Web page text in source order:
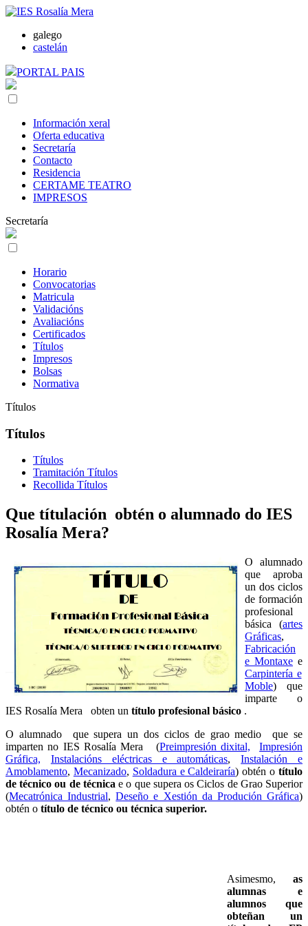
galego
castelán
PORTAL PAIS
Información xeral
Oferta educativa
Secretaría
Contacto
Residencia
CERTAME TEATRO
IMPRESOS
Secretaría
Horario
Convocatorias
Matricula
Validacións
Avaliacións
Certificados
Títulos
Impresos
Bolsas
Normativa
Títulos
Títulos
Títulos
Tramitación Títulos
Recollida Títulos
Que títulación obtén o alumnado do IES
Rosalía Mera?
O alumnado
que aproba
un dos ciclos
de formación
profesional
básica (artes
Gráficas,
Fabricación
e Montaxe e
Carpintería e
Moble) que
imparte o
IES Rosalía Mera obten un título profesional básico .
O alumnado que supera un dos ciclos de grao medio que se
imparten no IES Rosalía Mera (Preimpresión dixital,
Impresión
Gráfica,
Instalacións eléctricas e automáticas,Instalación e
Amoblamento, Mecanizado, Soldadura e Caldeiraría) obtén o título
de técnico ou de técnicae o que supera os Ciclos de Grao Superior
(Mecatrónica Industrial,Deseño e Xestión da Produción Gráfica)
obtén o título de técnico ou técnica superior.
Asimesmo, as
alumnas e
alumnos que
obteñan un